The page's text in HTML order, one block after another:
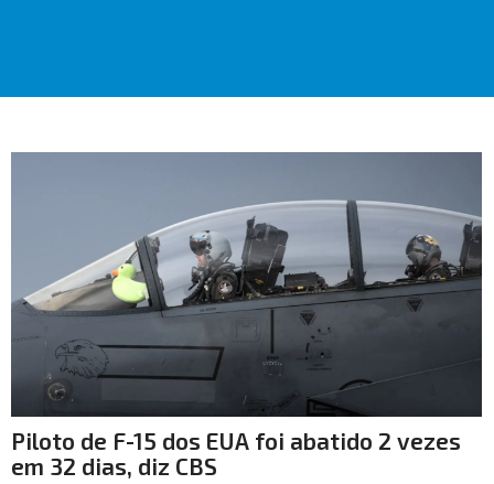
Piloto de F-15 dos EUA foi abatido 2 vezes
em 32 dias, diz CBS